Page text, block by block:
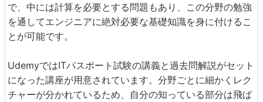
で、中には計算を必要とする問題もあり、この分野の勉強
を通してエンジニアに絶対必要な基礎知識を身に付けるこ
とが可能です。
UdemyではITパスポート試験の講義と過去問解説がセット
になった講座が用意されています。分野ごとに細かくレク
チャーが分かれているため、自分の知っている部分は飛ば